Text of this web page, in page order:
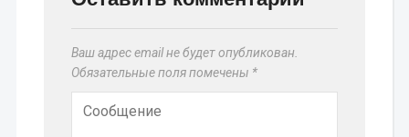
Ваш адрес email не будет опубликован.
Обязательные поля помечены *